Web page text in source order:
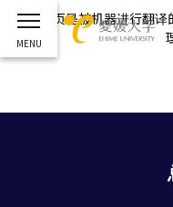
这个网页是被机器进行翻